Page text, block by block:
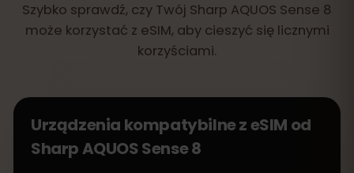
Szybko sprawdź, czy Twój Sharp AQUOS Sense 8
może korzystać z eSIM, aby cieszyć się licznymi
korzyściami.
Urządzenia kompatybilne z eSIM od
Sharp AQUOS Sense 8